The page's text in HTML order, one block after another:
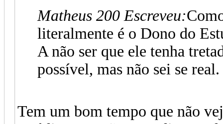
Matheus 200 Escreveu:
literalmente é o Dono do
A não ser que ele tenha
possível, mas não sei se real.
Tem um bom tempo que não